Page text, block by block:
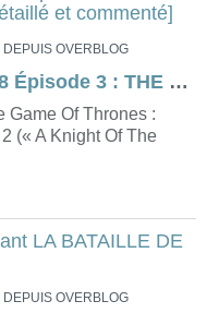
DEPUIS OVERBLOG
GAME OF THRONES Saison 8 Épisode 3 : THE LONG NIGHT [résumé rigolo détaillé et commenté]
Game Of Thrones :
(« A Knight Of The
DEPUIS OVERBLOG